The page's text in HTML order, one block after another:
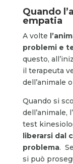
Quando
empatia
A volte
problemi e
questo,
il terapeuta
dell’animale
Quando si
dell’animale,
test
liberarsi dal
problema.
si può